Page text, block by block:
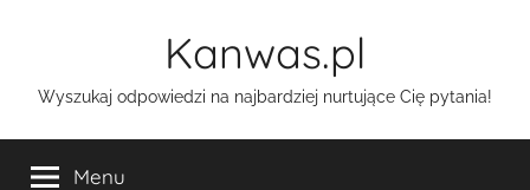
Kanwas.pl
Wyszukaj odpowiedzi na najbardziej nurtujące Cię pytania!
Menu